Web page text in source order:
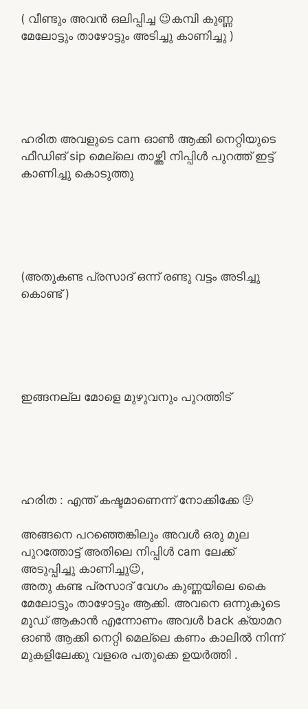
( വീണ്ടും അവൻ ഒലിപ്പിച്ച 😉കമ്പി കുണ്ണ
മേലോട്ടും താഴോട്ടും അടിച്ചു കാണിച്ചു )
ഹരിത അവളുടെ cam ഓൺ ആക്കി നെറ്റിയുടെ
ഫീഡിങ് sip മെല്ലെ താഴ്ത്തി നിപ്പിൾ പുറത്ത് ഇട്ട്
കാണിച്ചു കൊടുത്തു
(അതുകണ്ട പ്രസാദ് ഒന്ന് രണ്ടു വട്ടം അടിച്ചു
കൊണ്ട് )
ഇങ്ങനല്ല മോളെ മുഴുവനും പുറത്തിട്
ഹരിത : എന്ത് കഷ്ടമാണെന്ന് നോക്കിക്കേ 🤨
അങ്ങനെ പറഞ്ഞെങ്കിലും അവൾ ഒരു മുല
പുറത്തോട്ട് അതിലെ നിപ്പിൾ cam ലേക്ക്
അടുപ്പിച്ചു കാണിച്ചു😉,
അതു കണ്ട പ്രസാദ് വേഗം കുണ്ണയിലെ കൈ
മേലോട്ടും താഴോട്ടും ആക്കി. അവനെ ഒന്നുകൂടെ
മൂഡ് ആകാൻ എന്നോണം അവൾ back ക്യാമറ
ഓൺ ആക്കി നെറ്റി മെല്ലെ കണം കാലിൽ നിന്ന്
മുകളിലേക്കു വളരെ പതുക്കെ ഉയർത്തി .